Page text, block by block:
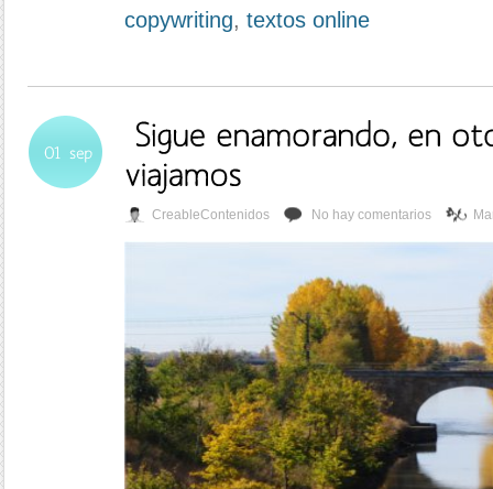
copywriting, textos online
CreableContenidos No hay comentarios